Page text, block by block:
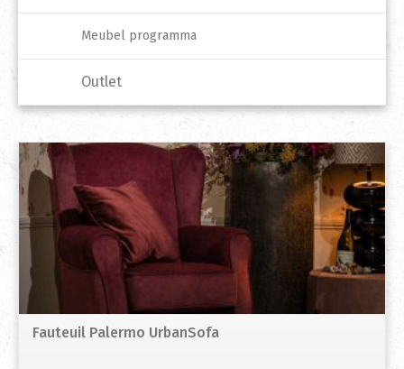
Fauteuil Palermo UrbanSofa
Meubel programma
Outlet